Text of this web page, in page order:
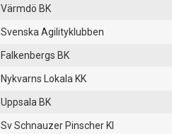
Värmdö BK
Svenska Agilityklubben
Falkenbergs BK
Nykvarns Lokala KK
Uppsala BK
Sv Schnauzer Pinscher Kl